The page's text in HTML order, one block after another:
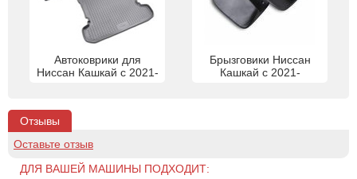
Автоковрики для
Ниссан Кашкай с 2021-
Брызговики Ниссан
Кашкай с 2021-
Отзывы
Оставьте отзыв
ДЛЯ ВАШЕЙ МАШИНЫ ПОДХОДИТ: